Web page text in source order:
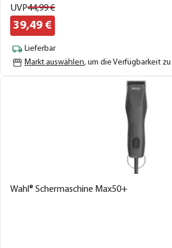
UVP44,99€
39,49 €
Lieferbar
Markt auswählen, um die Verfügbarkeit
Wahl® Schermaschine Max50+